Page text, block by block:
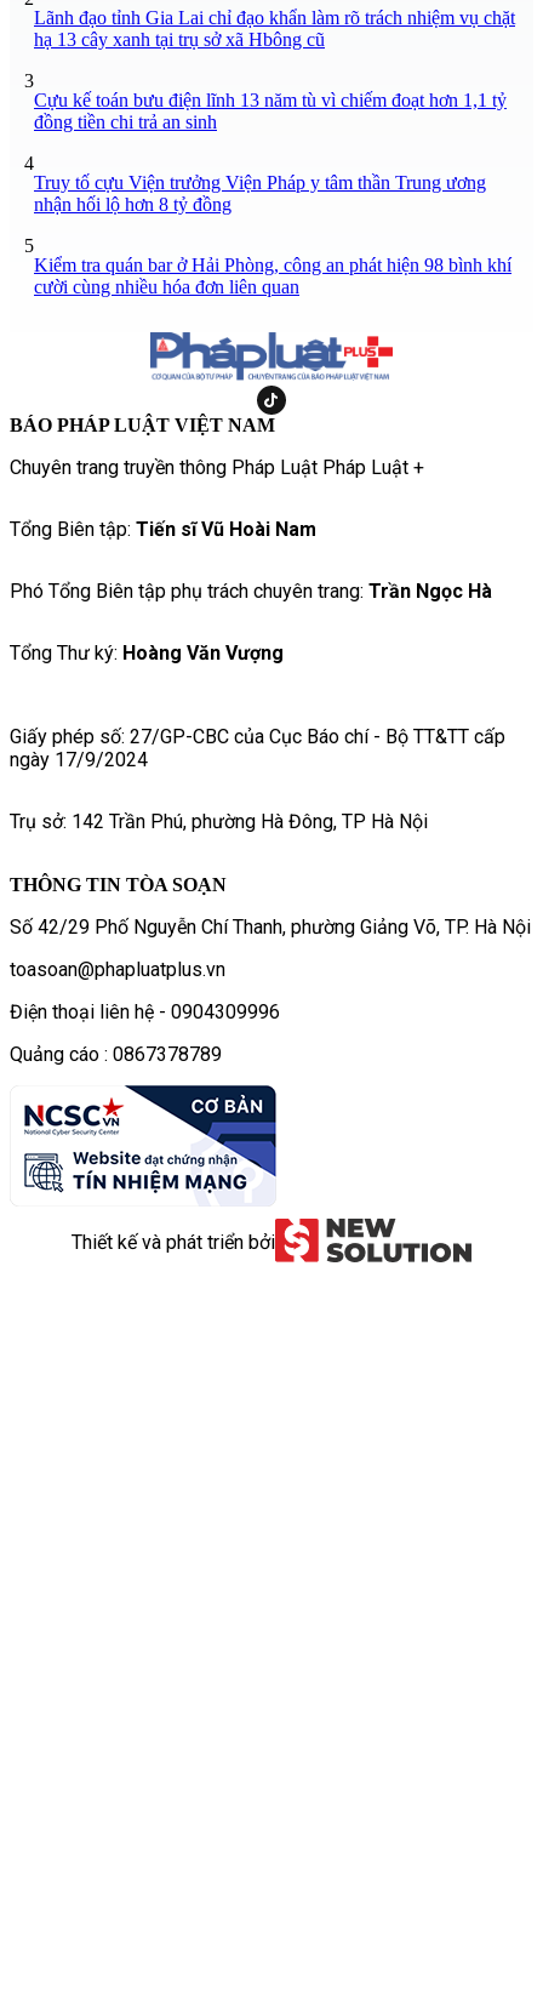
Lãnh đạo tỉnh Gia Lai chỉ đạo khẩn làm rõ trách nhiệm vụ chặt
hạ 13 cây xanh tại trụ sở xã Hbông cũ
3
Cựu kế toán bưu điện lĩnh 13 năm tù vì chiếm đoạt hơn 1,1 tỷ
đồng tiền chi trả an sinh
4
Truy tố cựu Viện trưởng Viện Pháp y tâm thần Trung ương
nhận hối lộ hơn 8 tỷ đồng
5
Kiểm tra quán bar ở Hải Phòng, công an phát hiện 98 bình khí
cười cùng nhiều hóa đơn liên quan
BÁO PHÁP LUẬT VIỆT NAM
Chuyên trang truyền thông Pháp Luật Pháp Luật +
Tổng Biên tập: Tiến sĩ Vũ Hoài Nam
Phó Tổng Biên tập phụ trách chuyên trang: Trần Ngọc Hà
Tổng Thư ký: Hoàng Văn Vượng
Giấy phép số: 27/GP-CBC của Cục Báo chí - Bộ TT&TT cấp
ngày 17/9/2024
Trụ sở: 142 Trần Phú, phường Hà Đông, TP Hà Nội
THÔNG TIN TÒA SOẠN
Số 42/29 Phố Nguyễn Chí Thanh, phường Giảng Võ, TP. Hà Nội
toasoan@phapluatplus.vn
Điện thoại liên hệ - 0904309996
Quảng cáo : 0867378789
Thiết kế và phát triển bởi